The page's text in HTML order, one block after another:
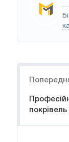
покрівель